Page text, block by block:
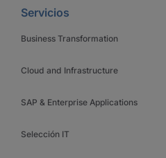
Servicios
Business Transformation
Cloud and Infrastructure
SAP & Enterprise Applications
Selección IT